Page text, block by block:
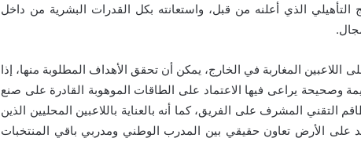
التأهيلي الذي أعلنه من قبل، واستعانته بكل القدرات البشرية من داخل
اللاعبين المغاربة في الخارج، يمكن أن تحقق الأهداف المطلوبة منها، إذا
وصحيحة يراعى فيها الاعتماد على الطاقات الموهوبة القادرة على صنع
التقني المشرف على الفريق، كما أنه بالعناية باللاعبين المحليين الذين
على الأرض تعاون حقيقي بين المدرب الوطني ومدربي باقي المنتخبات